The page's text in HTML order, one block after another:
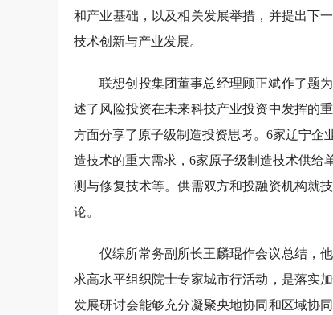
和产业基础，以及相关发展举措，并提出下
技术创新与产业发展。
联想创投集团董事总经理顾正斌作了题
述了风险投资在未来科技产业投资中发挥的
方面分享了原子级制造投资思考。6家辽宁企
造技术的重大需求，6家原子级制造技术供给
测与修复技术等。供需双方和投融资机构就
论。
仪综所常务副所长王麟琨作会议总结，
求高水平组织院士专家城市行活动，是落实
发展研讨会能够充分凝聚央地协同和区域协